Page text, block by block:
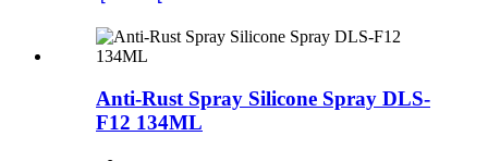
Anti-Rust Spray Silicone Spray DLS-
F12 134ML